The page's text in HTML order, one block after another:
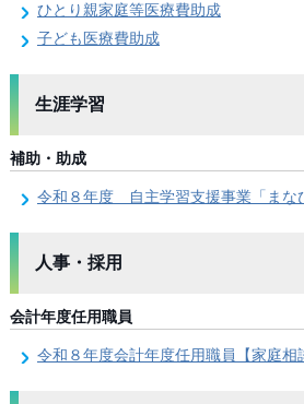
ひとり親家庭等医療費助成
子ども医療費助成
生涯学習
補助・助成
令和８年度 自主学習支援事業「まなび学級」「こそだて
人事・採用
会計年度任用職員
令和８年度会計年度任用職員【家庭相談員】の募集